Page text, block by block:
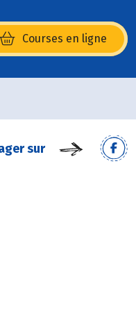
Courses en ligne
dans une nouvelle
sur